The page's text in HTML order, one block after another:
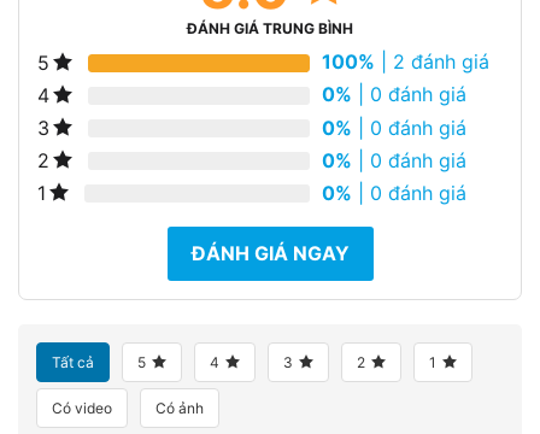
ĐÁNH GIÁ TRUNG BÌNH
5 100% | 2 đánh giá
4
0% | 0 đánh giá
3
0% | 0 đánh giá
2
0% | 0 đánh giá
1
0% | 0 đánh giá
ĐÁNH GIÁ NGAY
Tất cả 5 4 3 2 1
Có video Có ảnh